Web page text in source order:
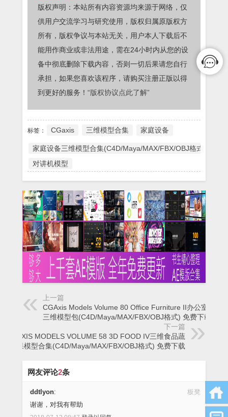
版权声明：本站所有内容资源均来源于网络，仅
供用户交流学习与研究使用，版权归属原版权方
所有，版权争议与本站无关，用户本人下载后不
能用作商业或非法用途，需在24小时内从您的设
备中彻底删除下载内容，否则一切后果请您自行
承担，如果您喜欢该程序，请购买注册正版以得
到更好的服务！ “版权协议点此了解”
标签： CGaxis 三维模型合集 家庭设备
家庭设备三维模型合集(C4D/Maya/MAX/FBX/OBJ格式) 免费
对讲机模型
上一篇
CGAxis Models Volume 80 Office Furniture II办公室家具
三维模型包(C4D/Maya/MAX/FBX/OBJ格式) 免费下载
下一篇
CGAXIS MODELS VOLUME 58 3D FOOD IV三维食品蔬
菜水果模型合集(C4D/Maya/MAX/FBX/OBJ格式) 免费下载
网友评论2条
板凳
ddtlyon:
谢谢，对我有帮助